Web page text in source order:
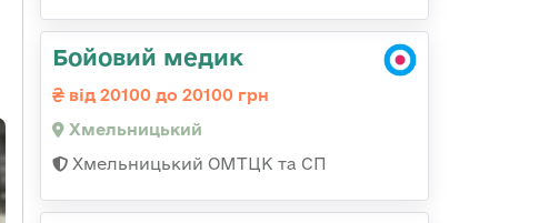
Бойовий медик
від 20100 до 20100 грн
Хмельницький
Хмельницький ОМТЦК та СП